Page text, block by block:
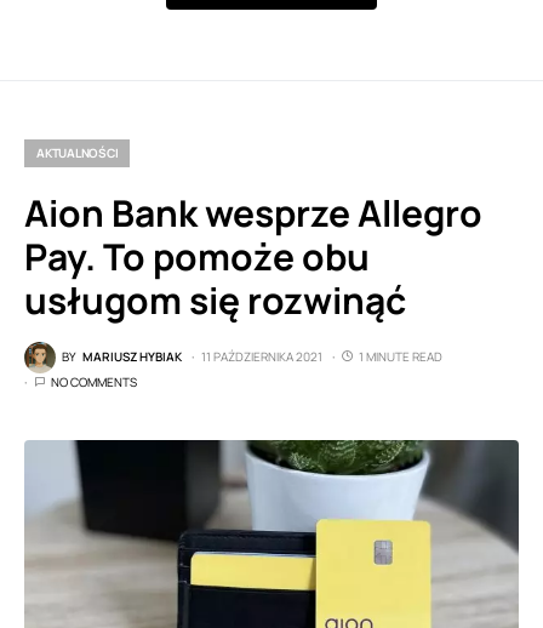
AKTUALNOŚCI
Aion Bank wesprze Allegro
Pay. To pomoże obu
usługom się rozwinąć
BY MARIUSZ HYBIAK 11 PAŹDZIERNIKA 2021
1 MINUTE READ
NO COMMENTS